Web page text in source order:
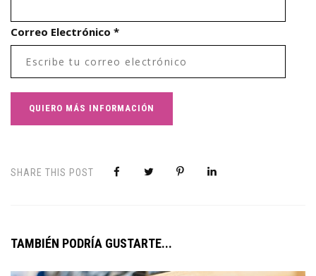
Correo Electrónico *
SHARE THIS POST
TAMBIÉN PODRÍA GUSTARTE...